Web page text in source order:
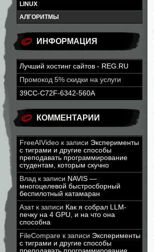
LINUX
АЛГОРИТМЫ
ИНФОРМАЦИЯ
Лучший хостинг сайтов - REG.RU
Промокод 5% скидки на услуги
39CC-C72F-6342-560A
КОММЕНТАРИИ
FreeAIVideo к записи Эксперименты
с тиграми и другие способы
преподавать программирование
студентам, которым скучно
Влад к записи NAVIS —
многоцелевой быстросборный
беспилотный катамаран
Азатк записи Как я собрал LLM-
печку на 4 GPU, и на что она
способна
FileCompare к записи Эксперименты
с тиграми и другие способы